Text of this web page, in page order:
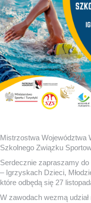
Mistrzostwa Województwa
Szkolnego Związku
Serdecznie zapraszamy do
– Igrzyskach Dzieci,
które odbędą się 27
W zawodach wezmą udział